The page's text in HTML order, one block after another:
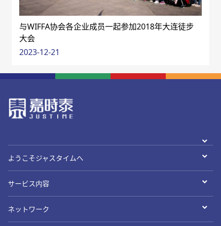
与WIFFA协会各企业成员一起参加2018年大连徒步
大会
2023-12-21
ようこそジャスタイムへ
サービス内容
ネットワーク